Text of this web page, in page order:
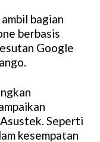
bagian
berbasis
Google
Seperti
kesempatan